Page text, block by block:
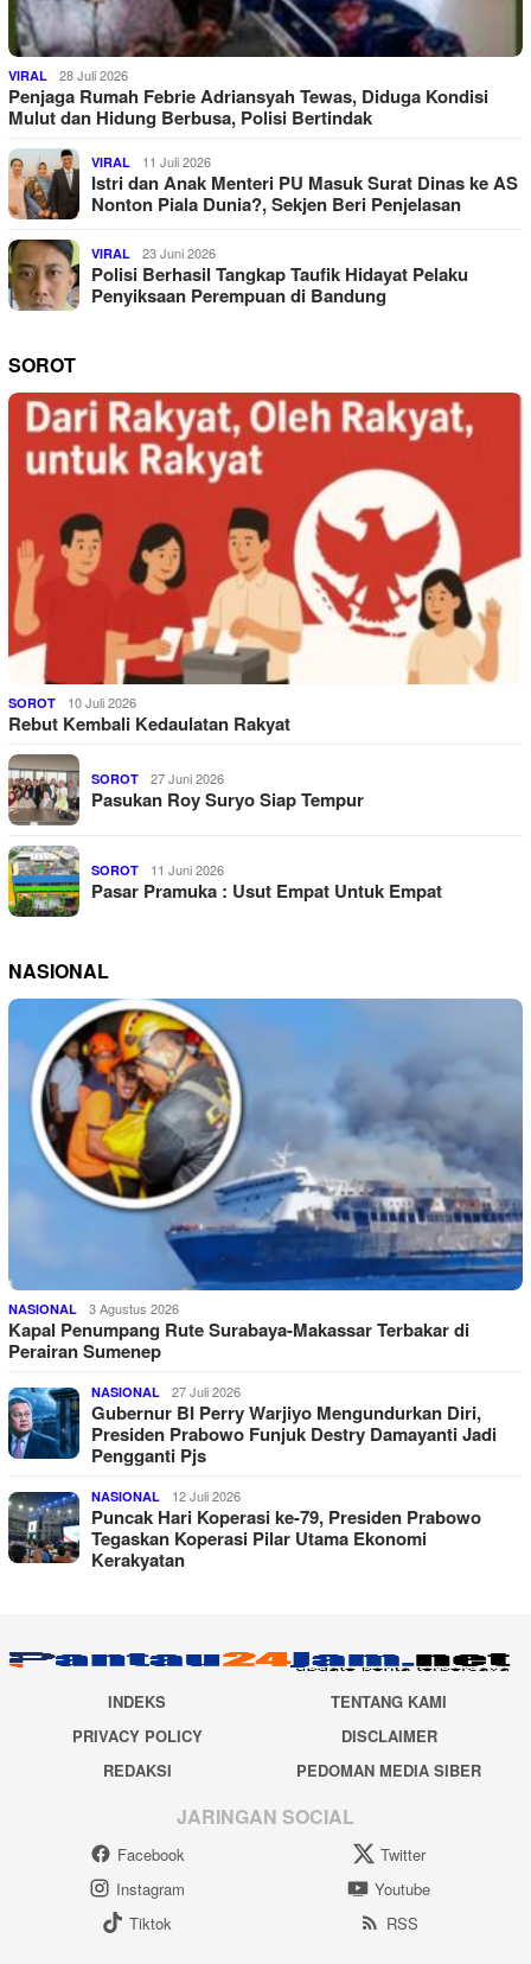
VIRAL 28 Juli 2026
Penjaga Rumah Febrie Adriansyah Tewas, Diduga Kondisi
Mulut dan Hidung Berbusa, Polisi Bertindak
VIRAL 11 Juli 2026
Istri dan Anak Menteri PU Masuk Surat Dinas ke AS
Nonton Piala Dunia?, Sekjen Beri Penjelasan
VIRAL 23 Juni 2026
Polisi Berhasil Tangkap Taufik Hidayat Pelaku
Penyiksaan Perempuan di Bandung
SOROT
SOROT 10 Juli 2026
Rebut Kembali Kedaulatan Rakyat
SOROT 27 Juni 2026
Pasukan Roy Suryo Siap Tempur
SOROT 11 Juni 2026
Pasar Pramuka : Usut Empat Untuk Empat
NASIONAL
NASIONAL 3 Agustus 2026
Kapal Penumpang Rute Surabaya-Makassar Terbakar di
Perairan Sumenep
NASIONAL 27 Juli 2026
Gubernur BI Perry Warjiyo Mengundurkan Diri,
Presiden Prabowo Funjuk Destry Damayanti Jadi
Pengganti Pjs
NASIONAL 12 Juli 2026
Puncak Hari Koperasi ke-79, Presiden Prabowo
Tegaskan Koperasi Pilar Utama Ekonomi
Kerakyatan
INDEKS
TENTANG KAMI
PRIVACY POLICY
DISCLAIMER
REDAKSI
PEDOMAN MEDIA SIBER
JARINGAN SOCIAL
Facebook
Twitter
Instagram
Youtube
Tiktok
RSS